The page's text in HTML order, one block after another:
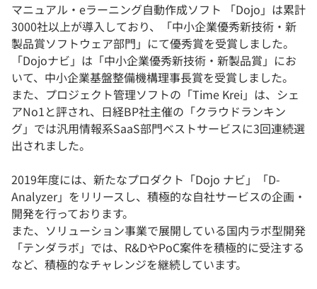
マニュアル・eラーニング自動作成ソフト 「Dojo」は累計
3000社以上が導入しており、「中小企業優秀新技術・新
製品賞ソフトウェア部門」にて優秀賞を受賞しました。
「Dojoナビ」は「中小企業優秀新技術・新製品賞」にお
いて、中小企業基盤整備機構理事長賞を受賞しました。
また、プロジェクト管理ソフトの「Time Krei」は、シェ
アNo1と評され、日経BP社主催の「クラウドランキン
グ」では汎用情報系SaaS部門ベストサービスに3回連続選
出されました。
2019年度には、新たなプロダクト「Dojo ナビ」「D-
Analyzer」をリリースし、積極的な自社サービスの企画・
開発を行っております。
また、ソリューション事業で展開している国内ラボ型開発
「テンダラボ」では、R&DやPoC案件を積極的に受注する
など、積極的なチャレンジを継続しています。